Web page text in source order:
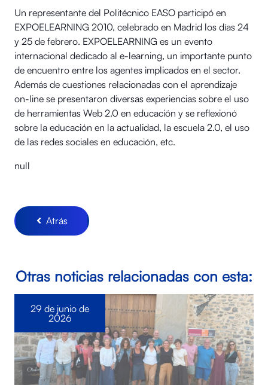
Un representante del Politécnico EASO participó en
EXPOELEARNING 2010, celebrado en Madrid los días 24
y 25 de febrero. EXPOELEARNING es un evento
internacional dedicado al e-learning, un importante punto
de encuentro entre los agentes implicados en el sector.
Además de cuestiones relacionadas con el aprendizaje
on-line se presentaron diversas experiencias sobre el uso
de herramientas Web 2.0 en educación y se reflexionó
sobre la educación en la actualidad, la escuela 2.0, el uso
de las redes sociales en educación, etc.
null
Atrás
Otras noticias relacionadas con esta:
29 de junio de
2026